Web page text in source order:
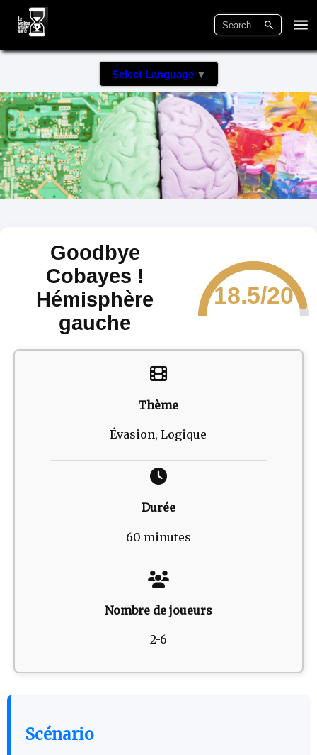
Select Language ▼
Goodbye
Cobayes !
Hémisphère
gauche
18.5/20
Thème
Évasion, Logique
Durée
60 minutes
Nombre de joueurs
2-6
Scénario